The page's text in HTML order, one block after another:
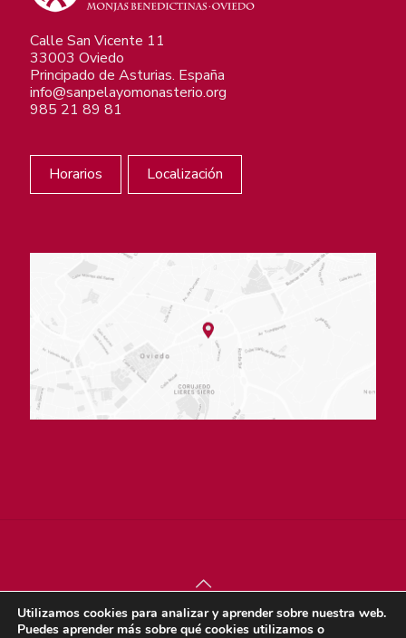
Calle San Vicente 11
33003 Oviedo
Principado de Asturias. España
info@sanpelayomonasterio.org
985 21 89 81
Horarios Localización
© sjdigital 2022 |Política de privacidad|Aviso legal
Utilizamos cookies para analizar y aprender sobre nuestra web.
Puedes aprender más sobre qué cookies utilizamos o